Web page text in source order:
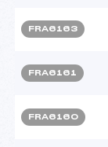
FRA6163
FRA6161
FRA6160